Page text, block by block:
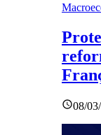
08/